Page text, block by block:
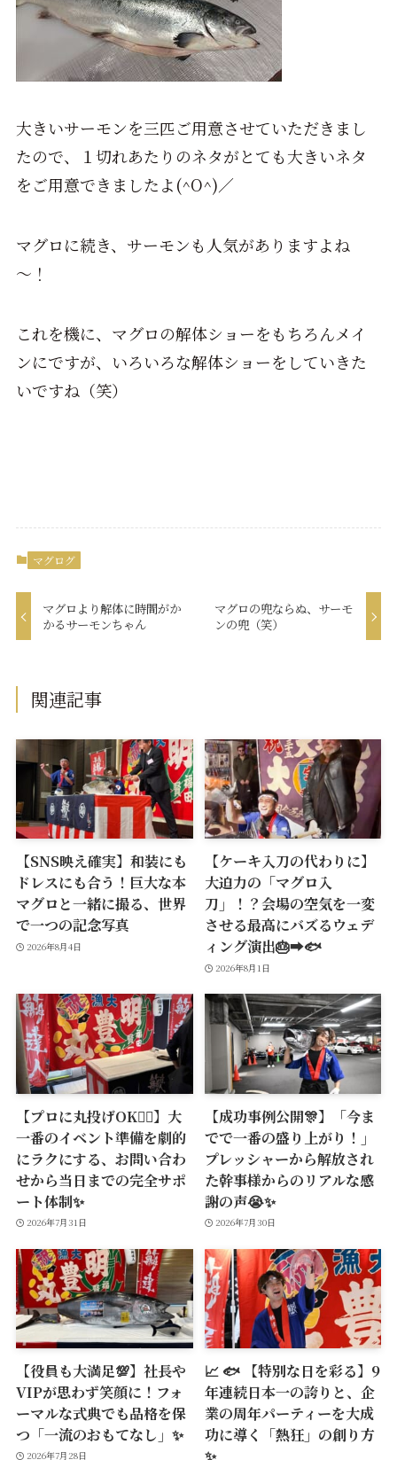
大きいサーモンを三匹ご用意させていただきまし
たので、１切れあたりのネタがとても大きいネタ
をご用意できましたよ(^O^)／
マグロに続き、サーモンも人気がありますよね
～！
これを機に、マグロの解体ショーをもちろんメイ
ンにですが、いろいろな解体ショーをしていきた
いですね（笑）
マグログ
マグロより解体に時間がか
かるサーモンちゃん
マグロの兜ならぬ、サーモ
ンの兜（笑）
関連記事
【SNS映え確実】和装にも
ドレスにも合う！巨大な本
マグロと一緒に撮る、世界
で一つの記念写真
2026年8月4日
【ケーキ入刀の代わりに】
大迫力の「マグロ入
刀」！？会場の空気を一変
させる最高にバズるウェデ
ィング演出🎂➡️🐟
2026年8月1日
【プロに丸投げOK🙆‍♂️】大
一番のイベント準備を劇的
にラクにする、お問い合わ
せから当日までの完全サポ
ート体制✨
2026年7月31日
【成功事例公開🎊】「今ま
でで一番の盛り上がり！」
プレッシャーから解放され
た幹事様からのリアルな感
謝の声😭✨
2026年7月30日
【役員も大満足💯】社長や
VIPが思わず笑顔に！フォ
ーマルな式典でも品格を保
つ「一流のおもてなし」✨
2026年7月28日
📈 🐟 【特別な日を彩る】9
年連続日本一の誇りと、企
業の周年パーティーを大成
功に導く「熱狂」の創り方
✨